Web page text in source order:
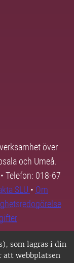
som lagras i din
att webbplatsen
över
och Umeå.
Telefon: 018-67
SLU • Om